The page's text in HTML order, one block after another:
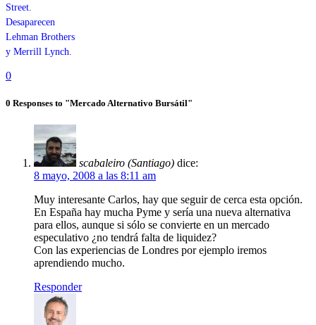
Street.
Desaparecen
Lehman Brothers
y Merrill Lynch.
0
0 Responses to "Mercado Alternativo Bursátil"
scabaleiro (Santiago) dice:
8 mayo, 2008 a las 8:11 am
Muy interesante Carlos, hay que seguir de cerca esta opción.
En España hay mucha Pyme y sería una nueva alternativa
para ellos, aunque si sólo se convierte en un mercado
especulativo ¿no tendrá falta de liquidez?
Con las experiencias de Londres por ejemplo iremos
aprendiendo mucho.
Responder